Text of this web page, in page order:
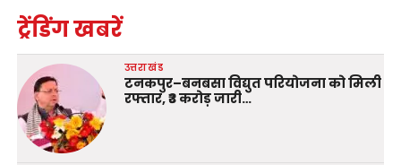
ट्रेंडिंग खबरें
उत्तराखंड
टनकपुर–बनबसा विद्युत परियोजना को मिली
रफ्तार, ₹3 करोड़ जारी…